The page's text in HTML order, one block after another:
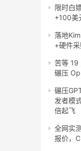
限时白
+100美
落地
+硬件
苦等 19
碾压
碾压
发者模
倍起飞
全网实
报价，